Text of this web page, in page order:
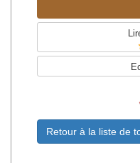
Retour à la liste de